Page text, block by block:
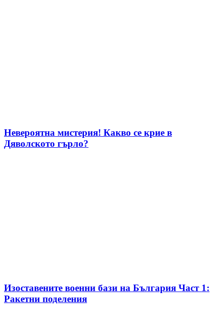
Невероятна мистерия! Какво се крие в
Дяволското гърло?
Изоставените военни бази на България Част 1:
Ракетни поделения